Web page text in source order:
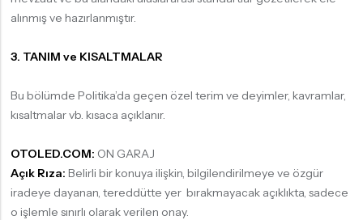
alınmış ve hazırlanmıştır.
3. TANIM ve KISALTMALAR
Bu bölümde Politika’da geçen özel terim ve deyimler, kavramlar,
kısaltmalar vb. kısaca açıklanır.
OTOLED.COM: ON GARAJ
Açık Rıza: Belirli bir konuya ilişkin, bilgilendirilmeye ve özgür
iradeye dayanan, tereddütte yer bırakmayacak açıklıkta, sadece
o işlemle sınırlı olarak verilen onay.